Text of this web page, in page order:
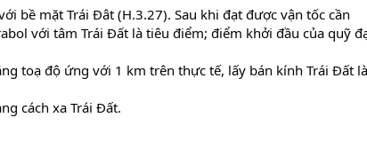
bề mặt Trái Đât (H.3.27). Sau khi đạt được vận tốc cần
với tâm Trái Đất là tiêu điểm; điểm khởi đầu của quỹ
toạ độ ứng với 1 km trên thực tế, lấy bán kính Trái Đất
cách xa Trái Đất.